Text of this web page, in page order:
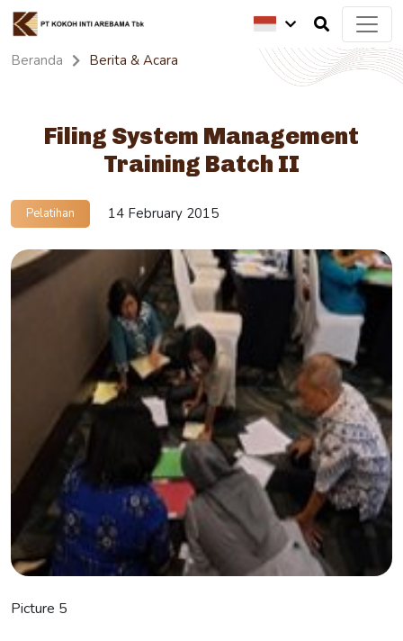
Beranda Berita & Acara
Filing System Management
Training Batch II
Pelatihan 14 February 2015
Picture 5